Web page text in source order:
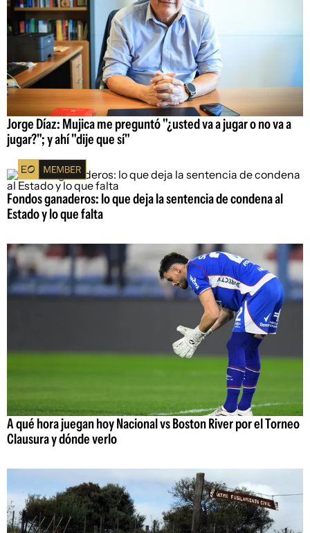
Jorge Díaz: Mujica me preguntó "¿usted va a jugar o no va a
jugar?"; y ahí "dije que sí"
Fondos ganaderos: lo que deja la sentencia de condena al
Estado y lo que falta
A qué hora juegan hoy Nacional vs Boston River por el Torneo
Clausura y dónde verlo